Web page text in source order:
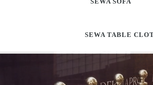
SEWA TABLE